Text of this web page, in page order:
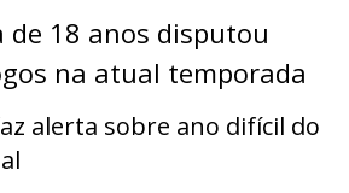
de 18 anos disputou
na atual temporada
alerta sobre ano difícil do